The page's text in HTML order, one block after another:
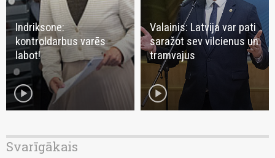
Indriksone:
kontroldarbus varēs
labot!
play_circle
Valainis: Latvija var pati
saražot sev vilcienus un
tramvajus
play_circle
Svarīgākais